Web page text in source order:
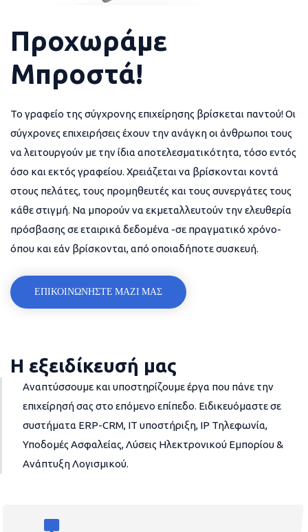
Προχωράμε
Μπροστά!
Το γραφείο της σύγχρονης επιχείρησης βρίσκεται παντού! Οι
σύγχρονες επιχειρήσεις έχουν την ανάγκη οι άνθρωποι τους
να λειτουργούν με την ίδια αποτελεσματικότητα, τόσο εντός
όσο και εκτός γραφείου. Χρειάζεται να βρίσκονται κοντά
στους πελάτες, τους προμηθευτές και τους συνεργάτες τους
κάθε στιγμή. Να μπορούν να εκμεταλλευτούν την ελευθερία
πρόσβασης σε εταιρικά δεδομένα -σε πραγματικό χρόνο-
όπου και εάν βρίσκονται, από οποιαδήποτε συσκευή.
ΕΠΙΚΟΙΝΩΝΗΣΤΕ ΜΑΖΙ ΜΑΣ
Η εξειδίκευσή μας
Αναπτύσσουμε και υποστηρίζουμε έργα που πάνε την
επιχείρησή σας στο επόμενο επίπεδο. Ειδικευόμαστε σε
συστήματα ERP-CRM, IT υποστήριξη, IP Τηλεφωνία,
Υποδομές Ασφαλείας, Λύσεις Ηλεκτρονικού Εμπορίου &
Ανάπτυξη Λογισμικού.